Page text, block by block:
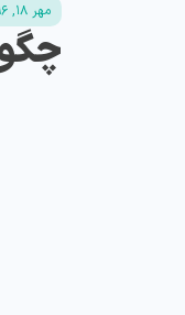
مهر ۱۸, ۱۳۹۶